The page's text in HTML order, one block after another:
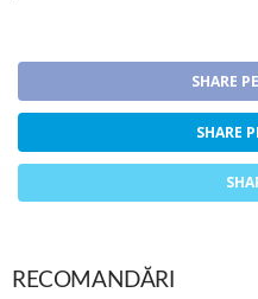
SHARE
SHARE
RECOMANDĂRI